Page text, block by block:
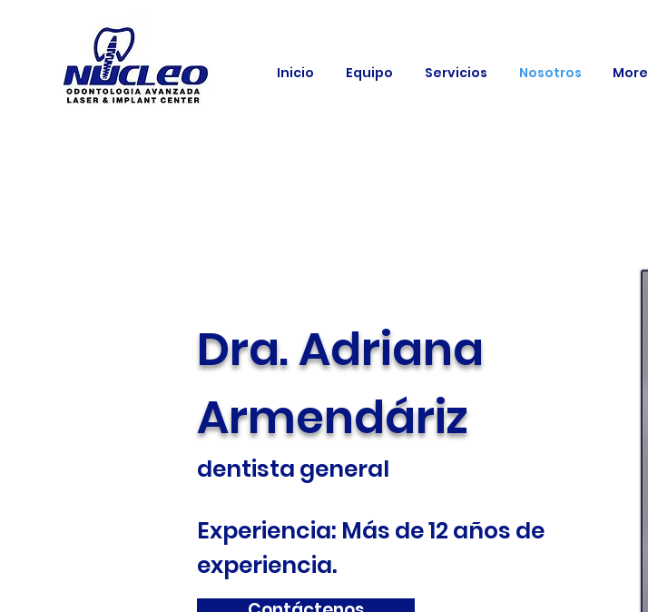
Inicio Equipo Servicios Nosotros More
Dra. Adriana
Armendáriz
dentista general
Experiencia: Más de 12 años de
experiencia.